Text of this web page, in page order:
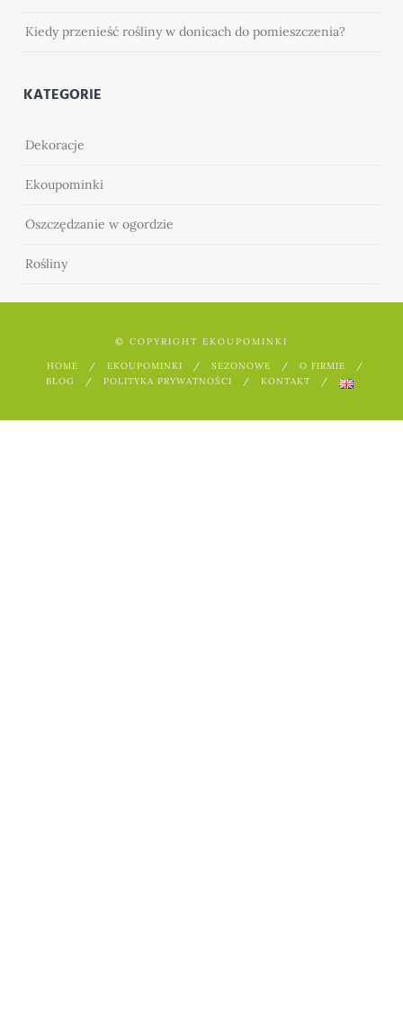
Kiedy przenieść rośliny w donicach do pomieszczenia?
KATEGORIE
Dekoracje
Ekoupominki
Oszczędzanie w ogordzie
Rośliny
© COPYRIGHT EKOUPOMINKI
HOME EKOUPOMINKI SEZONOWE
O FIRMIE
BLOG
POLITYKA PRYWATNOŚCI KONTAKT